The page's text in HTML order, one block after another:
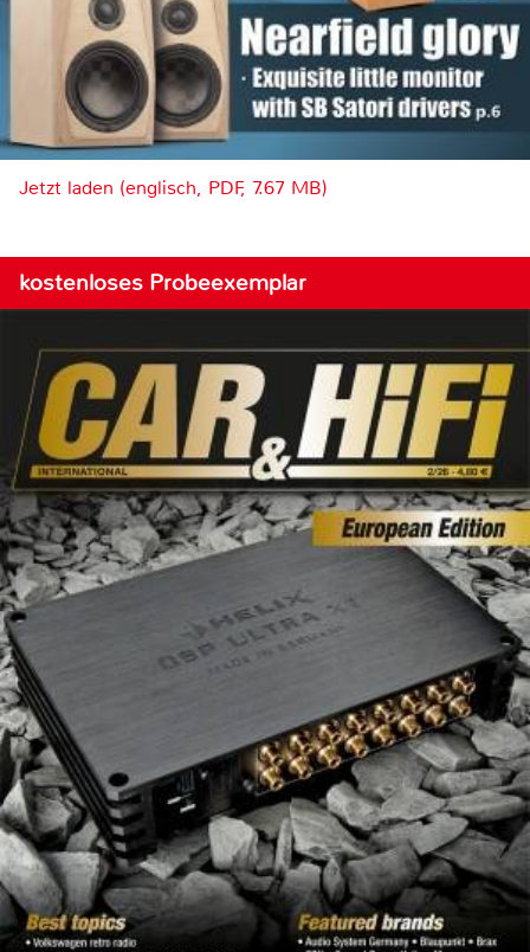
Jetzt laden (englisch, PDF, 7.67 MB)
kostenloses Probeexemplar